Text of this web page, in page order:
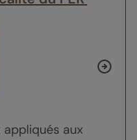
aux